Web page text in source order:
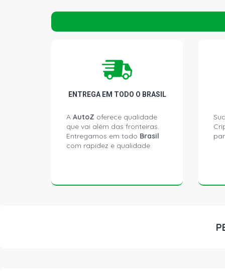
ENTREGA EM TODO O BRASIL
A AutoZ oferece qualidade
que vai além das fronteiras.
Entregamos em todo Brasil
com rapidez e qualidade.